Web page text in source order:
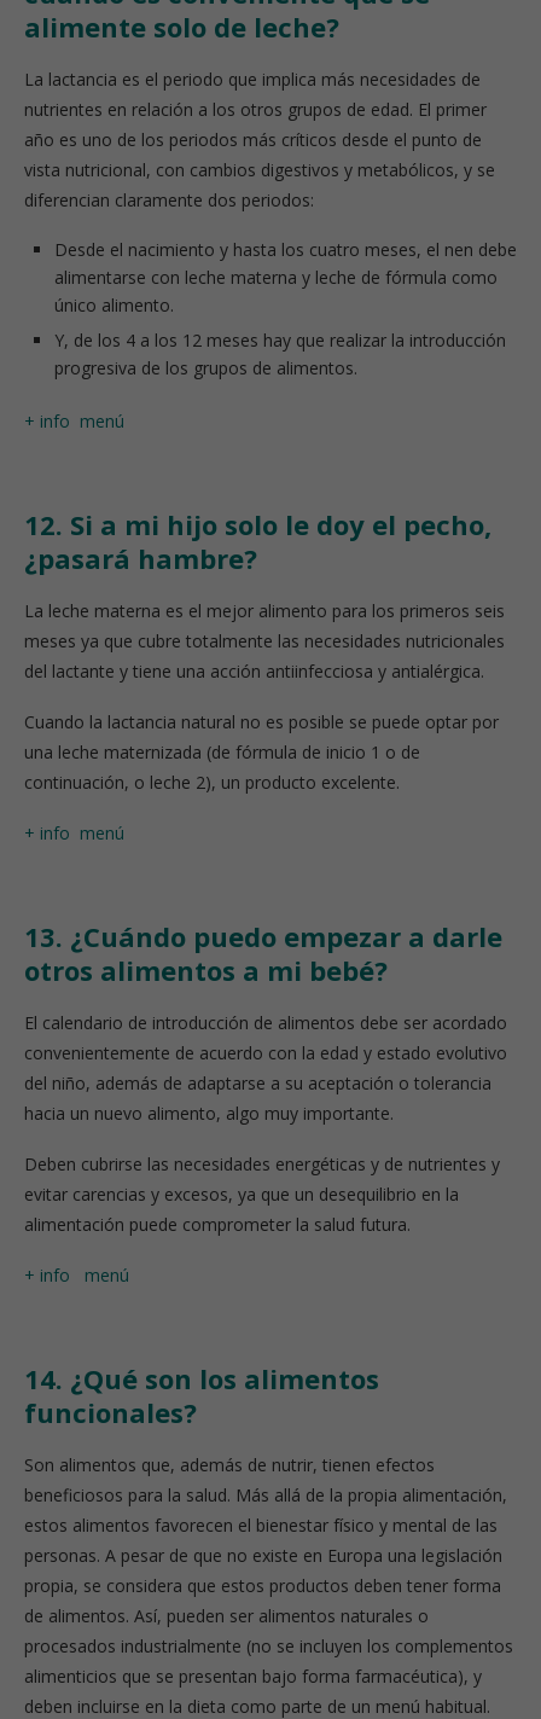
alimente solo de leche?
La lactancia es el periodo que implica más necesidades de
nutrientes en relación a los otros grupos de edad. El primer
año es uno de los periodos más críticos desde el punto de
vista nutricional, con cambios digestivos y metabólicos, y se
diferencian claramente dos periodos:
Desde el nacimiento y hasta los cuatro meses, el nen debe
alimentarse con leche materna y leche de fórmula como
único alimento.
Y, de los 4 a los 12 meses hay que realizar la introducción
progresiva de los grupos de alimentos.
+ info menú
12. Si a mi hijo solo le doy el pecho,
¿pasará hambre?
La leche materna es el mejor alimento para los primeros seis
meses ya que cubre totalmente las necesidades nutricionales
del lactante y tiene una acción antiinfecciosa y antialérgica.
Cuando la lactancia natural no es posible se puede optar por
una leche maternizada (de fórmula de inicio 1 o de
continuación, o leche 2), un producto excelente.
+ info menú
13. ¿Cuándo puedo empezar a darle
otros alimentos a mi bebé?
El calendario de introducción de alimentos debe ser acordado
convenientemente de acuerdo con la edad y estado evolutivo
del niño, además de adaptarse a su aceptación o tolerancia
hacia un nuevo alimento, algo muy importante.
Deben cubrirse las necesidades energéticas y de nutrientes y
evitar carencias y excesos, ya que un desequilibrio en la
alimentación puede comprometer la salud futura.
+ info menú
14. ¿Qué son los alimentos
funcionales?
Son alimentos que, además de nutrir, tienen efectos
beneficiosos para la salud. Más allá de la propia alimentación,
estos alimentos favorecen el bienestar físico y mental de las
personas. A pesar de que no existe en Europa una legislación
propia, se considera que estos productos deben tener forma
de alimentos. Así, pueden ser alimentos naturales o
procesados industrialmente (no se incluyen los complementos
alimenticios que se presentan bajo forma farmacéutica), y
deben incluirse en la dieta como parte de un menú habitual.